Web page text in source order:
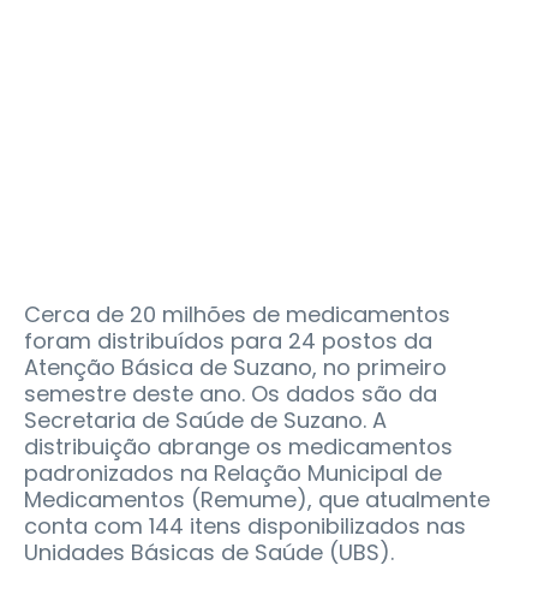
Cerca de 20 milhões de medicamentos
foram distribuídos para 24 postos da
Atenção Básica de Suzano, no primeiro
semestre deste ano. Os dados são da
Secretaria de Saúde de Suzano. A
distribuição abrange os medicamentos
padronizados na Relação Municipal de
Medicamentos (Remume), que atualmente
conta com 144 itens disponibilizados nas
Unidades Básicas de Saúde (UBS).